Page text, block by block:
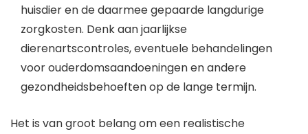
huisdier en de daarmee gepaarde langdurige
zorgkosten. Denk aan jaarlijkse
dierenartscontroles, eventuele behandelingen
voor ouderdomsaandoeningen en andere
gezondheidsbehoeften op de lange termijn.
Het is van groot belang om een realistische